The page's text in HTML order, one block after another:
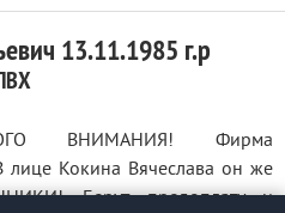
13.11.1985 г.р
ВНИМАНИЯ! Фирма
Кокина Вячеслава он же
Берут предоплату и